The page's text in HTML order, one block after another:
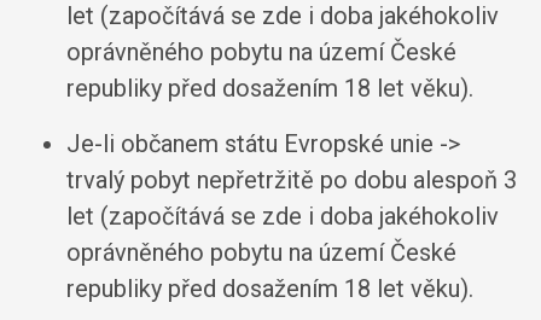
let (započítává se zde i doba jakéhokoliv
oprávněného pobytu na území České
republiky před dosažením 18 let věku).
Je-li občanem státu Evropské unie ->
trvalý pobyt nepřetržitě po dobu alespoň 3
let (započítává se zde i doba jakéhokoliv
oprávněného pobytu na území České
republiky před dosažením 18 let věku).